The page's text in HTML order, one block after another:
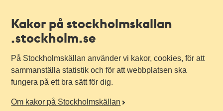
Kakor på stockholmskallan
.stockholm.se
På Stockholmskällan använder vi kakor, cookies, för att
sammanställa statistik och för att webbplatsen ska
fungera på ett bra sätt för dig.
Om kakor på Stockholmskällan